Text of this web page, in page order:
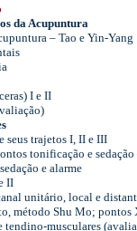
da Acupuntura
– Tao e Yin-Yang
I e II
seus trajetos I, II e III
tonificação e
e alarme
II
unitário, local e
método Shu Mo; pontos
musculares